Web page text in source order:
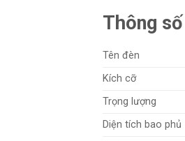
Thông
Tên đèn
Kích cỡ
Trọng lượng
Diện tích bao phủ